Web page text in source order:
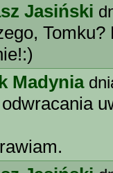
Jasiński
Tomku?
Madynia